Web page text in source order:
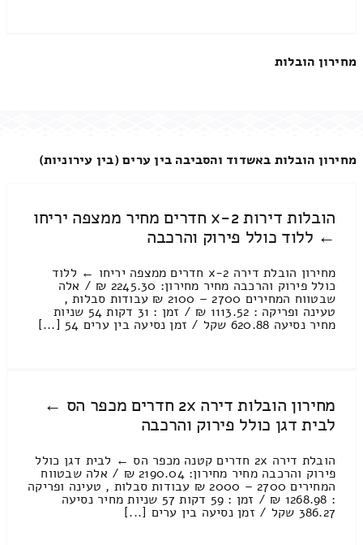
מחירון הובלות
מחירון הובלות באשדוד והסביבה בין ערים (בין עירוניות)
הובלות דירות 2-x חדרים מחיר ממצפה יריחו
← ללוד כולל פירוק והרכבה
מחירון הובלת דירה 2-x חדרים ממצפה יריחו ← ללוד
כולל פירוק והרכבה מחיר מחירון: 2245.30 ₪ / אלה
שבטווח המחירים 2700 – 2100 ₪ עבודות סבלות ,
טעינה ופריקה : 1113.52 ₪ / זמן : 31 דקות 54 שניות
מחיר נסיעה 620.88 שקל / זמן נסיעה בין ערים 54 [...]
מחירון הובלות דירה 2x חדרים מכפר הס ←
לבית דגן כולל פירוק והרכבה
הובלת דירה 2x חדרים קטנה מכפר הס ← לבית דגן כולל
פירוק והרכבה מחיר מחירון: 2190.04 ₪ / אלה שבטווח
המחירים 2700 – 2000 ₪ עבודות סבלות , טעינה ופריקה
: 1268.98 ₪ / זמן : 59 דקות 57 שניות מחיר נסיעה
386.27 שקל / זמן נסיעה בין ערים [...]